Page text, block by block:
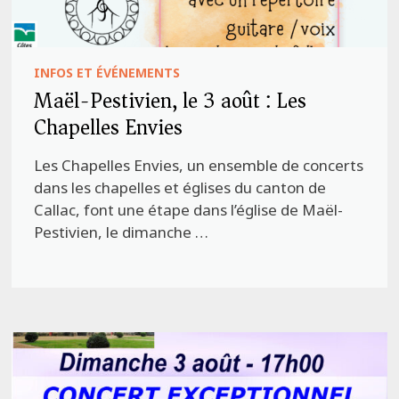
INFOS ET ÉVÉNEMENTS
Maël-Pestivien, le 3 août : Les
Chapelles Envies
Les Chapelles Envies, un ensemble de concerts
dans les chapelles et églises du canton de
Callac, font une étape dans l’église de Maël-
Pestivien, le dimanche …